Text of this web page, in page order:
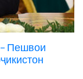
– Пешвои